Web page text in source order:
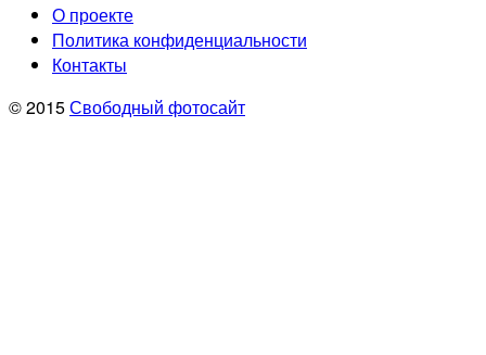
О проекте
Политика конфиденциальности
Контакты
© 2015Свободный фотосайт